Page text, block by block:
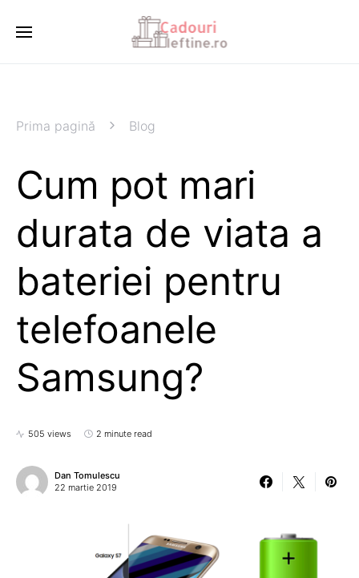
Prima pagină Blog
Cum pot mari
durata de viata a
bateriei pentru
telefoanele
Samsung?
505 views 2 minute read
Dan Tomulescu
22 martie 2019